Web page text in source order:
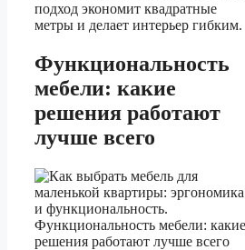
подход экономит квадратные
метры и делает интерьер гибким.
Функциональность
мебели: какие
решения работают
лучше всего